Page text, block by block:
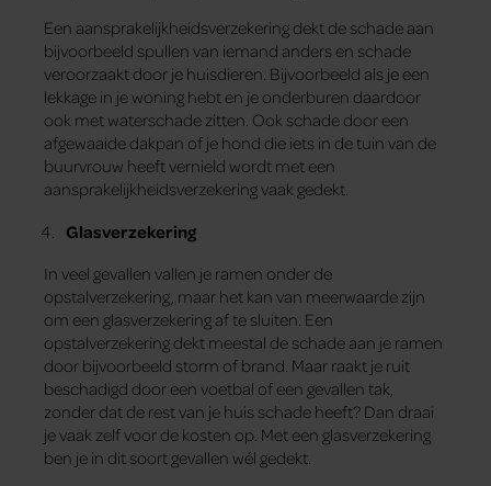
Een aansprakelijkheidsverzekering dekt de schade aan
bijvoorbeeld spullen van iemand anders en schade
veroorzaakt door je huisdieren. Bijvoorbeeld als je een
lekkage in je woning hebt en je onderburen daardoor
ook met waterschade zitten. Ook schade door een
afgewaaide dakpan of je hond die iets in de tuin van de
buurvrouw heeft vernield wordt met een
aansprakelijkheidsverzekering vaak gedekt.
Glasverzekering
In veel gevallen vallen je ramen onder de
opstalverzekering, maar het kan van meerwaarde zijn
om een glasverzekering af te sluiten. Een
opstalverzekering dekt meestal de schade aan je ramen
door bijvoorbeeld storm of brand. Maar raakt je ruit
beschadigd door een voetbal of een gevallen tak,
zonder dat de rest van je huis schade heeft? Dan draai
je vaak zelf voor de kosten op. Met een glasverzekering
ben je in dit soort gevallen wél gedekt.